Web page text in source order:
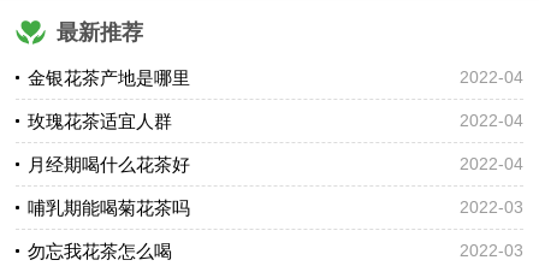
最新推荐
金银花茶产地是哪里 2022-04
玫瑰花茶适宜人群 2022-04
月经期喝什么花茶好 2022-04
哺乳期能喝菊花茶吗 2022-03
勿忘我花茶怎么喝 2022-03